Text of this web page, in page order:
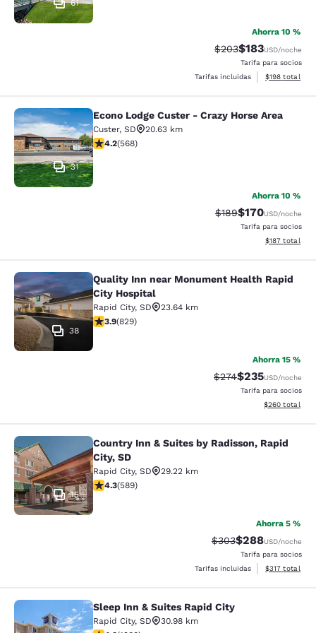
61
Ahorra 10 %
Precio tachado:
$203Precio con
$183USD/noche
Tarifa para socios
Tarifas incluidas
Ver detalles
$198 total
Econo Lodge Custer - Crazy Horse
31
Econo Lodge Custer - Crazy Horse Area
Custer, SD
20.63 km
calificación de 4.24 estrellas. Excelente. 568 reseñas
4.2(568)
Ahorra 10 %
Precio tachado:
$189Precio con
$170USD/noche
Tarifa para socios
Ver detalles
$187 total
Quality Inn near Monument Health
38
Quality Inn near Monument Health Rapid
City Hospital
Rapid City, SD
23.64 km
calificación de 3.92 estrellas. Bueno. 829 reseñas
3.9(829)
Ahorra 15 %
Precio tachado:
$274Precio con
$235USD/noche
Tarifa para socios
Ver detalles
$260 total
Country Inn & Suites by Radisson,
15
Country Inn & Suites by Radisson, Rapid
City, SD
Rapid City, SD
29.22 km
calificación de 4.33 estrellas. Excelente. 589 reseñas
4.3(589)
Ahorra 5 %
Precio tachado:
$303Precio con
$288USD/noche
Tarifa para socios
Tarifas incluidas
Ver detalles
$317 total
Sleep Inn & Suites Rapid City
Sleep Inn & Suites Rapid City
Rapid City, SD
30.98 km